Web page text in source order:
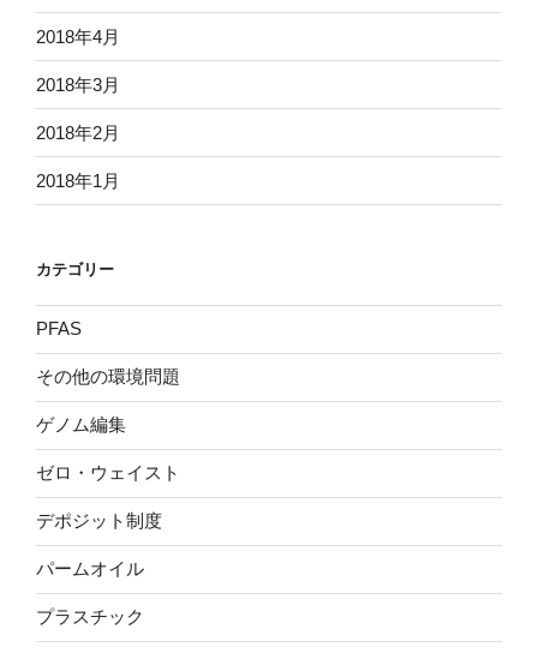
2018年4月
2018年3月
2018年2月
2018年1月
カテゴリー
PFAS
その他の環境問題
ゲノム編集
ゼロ・ウェイスト
デポジット制度
パームオイル
プラスチック